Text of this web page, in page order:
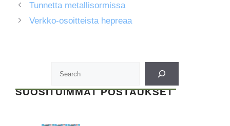
Tunnetta metallisormissa
Verkko-osoitteista hepreaa
SUOSITUIMMAT POSTAUKSET